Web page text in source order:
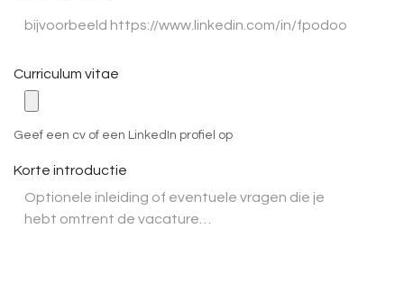
Curriculum vitae
Geef een cv of een LinkedIn profiel op
Korte introductie